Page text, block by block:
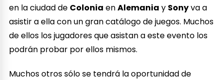
en la ciudad de Colonia enAlemania y Sonyva a
asistir a ella con un gran catálogo de juegos. Muchos
de ellos los jugadores que asistan a este evento los
podrán probar por ellos mismos.
Muchos otros sólo se tendrá la oportunidad de